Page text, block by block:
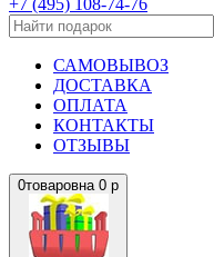
+7 (495) 108-74-76
САМОВЫВОЗ
ДОСТАВКА
ОПЛАТА
КОНТАКТЫ
ОТЗЫВЫ
0товаровна 0 р